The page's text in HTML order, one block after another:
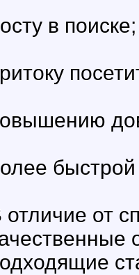
в поиске;
отличие от